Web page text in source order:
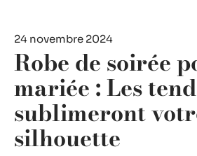
24 novembre 2024
Robe de soirée
mariée : Les
sublimeront
silhouette